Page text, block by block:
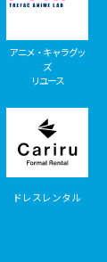
アニメ・キャラグッ
ズ
リユース
ドレスレンタル